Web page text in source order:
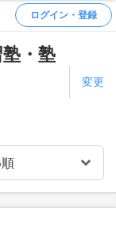
ログイン・登録
・塾
変更